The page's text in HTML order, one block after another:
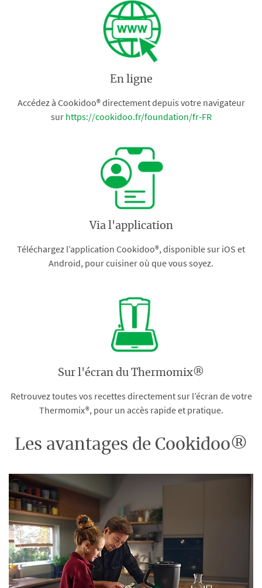
En ligne
Accédez à Cookidoo® directement depuis votre navigateur
sur https://cookidoo.fr/foundation/fr-FR
Via l'application
Téléchargez l’application Cookidoo®, disponible sur iOS et
Android, pour cuisiner où que vous soyez.
Sur l'écran du Thermomix®
Retrouvez toutes vos recettes directement sur l’écran de votre
Thermomix®, pour un accès rapide et pratique.
Les avantages de Cookidoo®